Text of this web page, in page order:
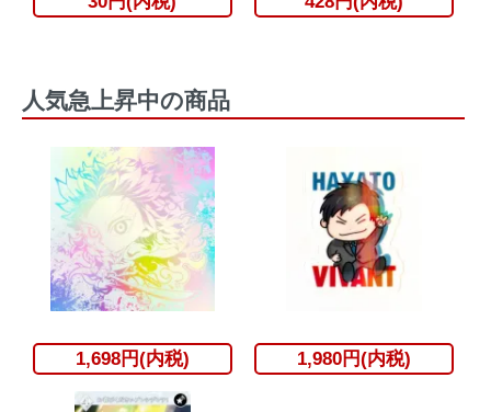
人気急上昇中の商品
1,698円(内税) 1,980円(内税)